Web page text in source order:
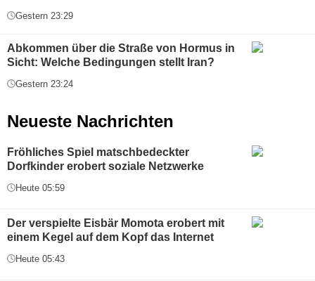
Gestern 23:29
Abkommen über die Straße von Hormus in
Sicht: Welche Bedingungen stellt Iran?
Gestern 23:24
Neueste Nachrichten
Fröhliches Spiel matschbedeckter
Dorfkinder erobert soziale Netzwerke
Heute 05:59
Der verspielte Eisbär Momota erobert mit
einem Kegel auf dem Kopf das Internet
Heute 05:43